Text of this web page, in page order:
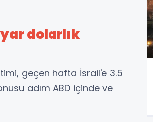
dolarlık
geçen hafta İsrail'e 3.5
adım ABD içinde ve